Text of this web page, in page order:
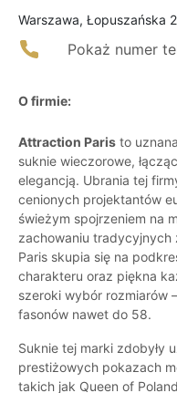
Warszawa, Łopuszańska
Pokaż numer
O firmie:
Attraction Paris to
suknie wieczorowe,
elegancją. Ubrania tej
cenionych projektantów
świeżym spojrzeniem na
zachowaniu
Paris skupia się na
charakteru oraz piękna
szeroki wybór rozmiarów
fasonów nawet do 58.
Suknie tej marki zdobyły
prestiżowych pokazach
takich jak Queen of